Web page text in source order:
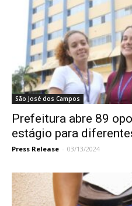
São José dos Campos
Prefeitura abre 89
estágio para
Press Release - 03/13/2024